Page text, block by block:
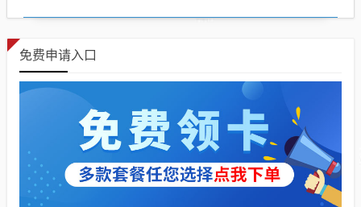
免费申请入口